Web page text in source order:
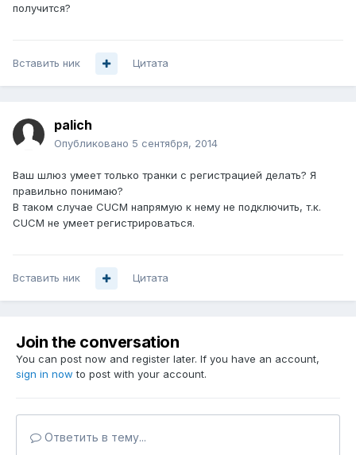
получится?
Вставить ник Цитата
palich
Опубликовано 5 сентября, 2014
Ваш шлюз умеет только транки с регистрацией делать? Я
правильно понимаю?
В таком случае CUCM напрямую к нему не подключить, т.к.
CUCM не умеет регистрироваться.
Вставить ник Цитата
Join the conversation
You can post now and register later. If you have an account,
sign in now to post with your account.
Ответить в тему...